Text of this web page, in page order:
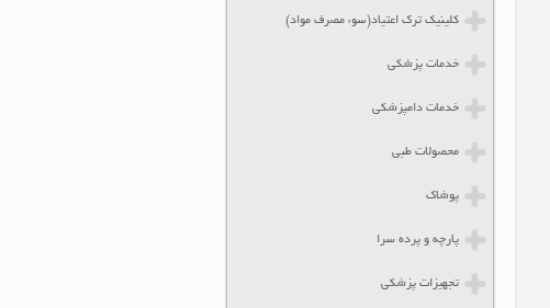
کلینیک ترک اعتیاد(سوء مصرف مواد)
خدمات پزشکی
خدمات دامپزشکی
محصولات طبی
پوشاک
پارچه و پرده سرا
تجهیزات پزشکی